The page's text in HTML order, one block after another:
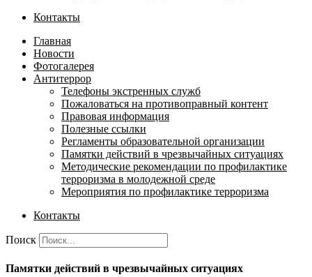
Контакты
Главная
Новости
Фотогалерея
Антитеррор
Телефоны экстренных служб
Пожаловаться на противоправный контент
Правовая информация
Полезные ссылки
Регламенты образовательной организации
Памятки действий в чрезвычайных ситуациях
Методические рекомендации по профилактике
терроризма в молодежной среде
Мероприятия по профилактике терроризма
Контакты
Поиск
Памятки действий в чрезвычайных ситуациях